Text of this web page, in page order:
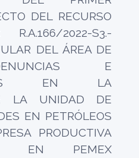
DEL RECURSO
2022-S3.-
DEL ÁREA DE
E
EN LA
LA UNIDAD DE
EN PETRÓLEOS
PRODUCTIVA
EN PEMEX